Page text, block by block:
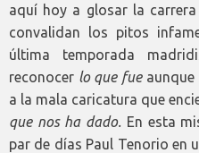
aquí hoy a glosar la
convalidan los pitos
última temporada
reconocer lo que fueaunque
a la mala caricatura que
que nos ha dado. En esta
par de días Paul Tenorio en